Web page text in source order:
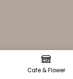
Cafe & Flower